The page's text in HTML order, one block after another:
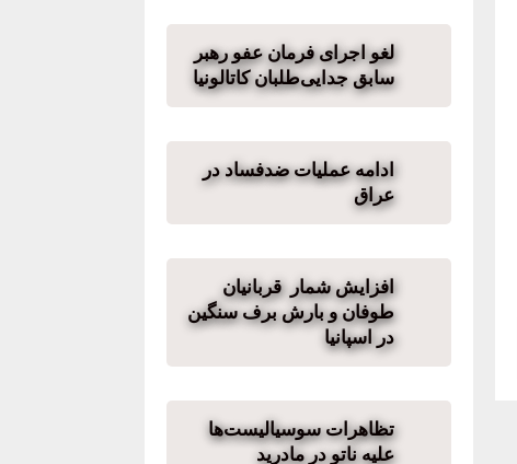
لغو اجرای فرمان عفو رهبر
سابق جدایی‌طلبان کاتالونیا
ادامه عملیات ضدفساد در
عراق
افزایش شمار قربانیان
طوفان و بارش برف سنگین
در اسپانیا
تظاهرات سوسیالیست‌ها
علیه ناتو در مادرید